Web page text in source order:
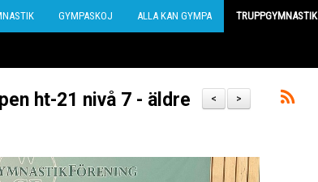
GYMPASKOJ ALLA KAN GYMPA TRUPPGYMNASTIK
>
<
ht-21 nivå 7 - äldre